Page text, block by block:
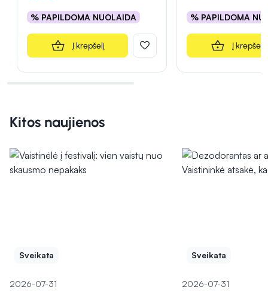
% PAPILDOMA NUOLAIDA
Į krepšelį
% PAPILDOMA
Į krepšelį
Kitos naujienos
Sveikata
2026-07-31
Sveikata
2026-07-31